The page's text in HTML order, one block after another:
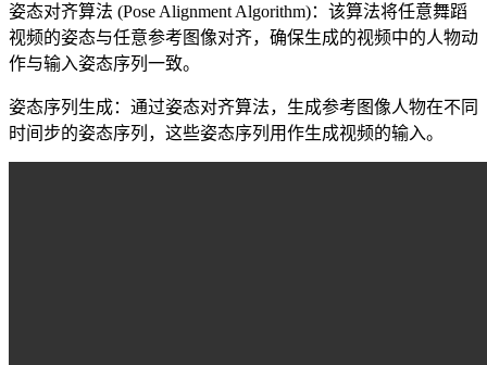
姿态对齐算法 (Pose Alignment Algorithm)：该算法将任意舞蹈
视频的姿态与任意参考图像对齐，确保生成的视频中的人物动
作与输入姿态序列一致。
姿态序列生成：通过姿态对齐算法，生成参考图像人物在不同
时间步的姿态序列，这些姿态序列用作生成视频的输入。